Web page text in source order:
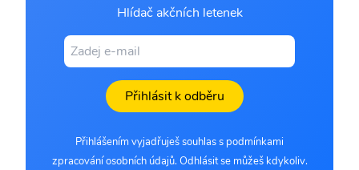
Hlídač akčních letenek
Přihlásit k odběru
Přihlášením vyjadřuješ souhlas s podmínkami
zpracování osobních údajů. Odhlásit se můžeš kdykoliv.